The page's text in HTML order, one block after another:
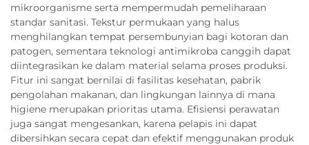
mikroorganisme serta mempermudah pemeliharaan
standar sanitasi. Tekstur permukaan yang halus
menghilangkan tempat persembunyian bagi kotoran dan
patogen, sementara teknologi antimikroba canggih dapat
diintegrasikan ke dalam material selama proses produksi.
Fitur ini sangat bernilai di fasilitas kesehatan, pabrik
pengolahan makanan, dan lingkungan lainnya di mana
higiene merupakan prioritas utama. Efisiensi perawatan
juga sangat mengesankan, karena pelapis ini dapat
dibersihkan secara cepat dan efektif menggunakan produk